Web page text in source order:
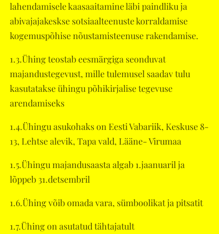
lahendamisele kaasaaitamine läbi paindliku ja
abivajajakeskse sotsiaalteenuste korraldamise
kogemuspõhise nõustamisteenuse rakendamise.
1.3.Ühing teostab eesmärgiga seonduvat
majandustegevust, mille tulemusel saadav tulu
kasutatakse ühingu põhikirjalise tegevuse
arendamiseks
1.4.Ühingu asukohaks on Eesti Vabariik, Keskuse 8-
13, Lehtse alevik, Tapa vald, Lääne- Virumaa
1.5.Ühingu majandusaasta algab 1.jaanuaril ja
lõppeb 31.detsembril
1.6.Ühing võib omada vara, sümboolikat ja pitsatit
1.7.Ühing on asutatud tähtajatult